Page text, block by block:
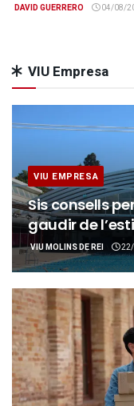
DAVID GUERRERO 04/08/
VIU Empresa
VIU EMPRESA
Sis consells
gaudir de
VIU MOLINS DE REI 22/